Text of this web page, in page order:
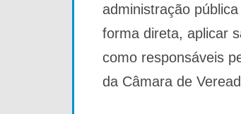
administração
forma direta, aplicar
como responsáveis
da Câmara de